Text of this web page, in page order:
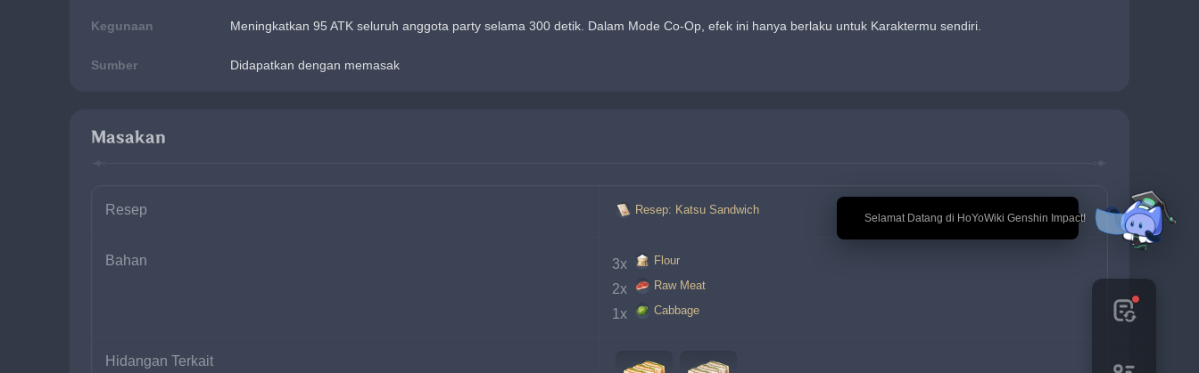
🎉 Selamat Datang di HoYoWiki Genshin Impact!
Kegunaan Meningkatkan 95 ATK seluruh anggota party selama 300 detik. Dalam Mode Co-Op, efek ini hanya berlaku untuk Karaktermu sendiri.
Sumber Didapatkan dengan memasak
Masakan
Resep Resep: Katsu Sandwich
Bahan 3x Flour
2x Raw Meat
1x Cabbage
Hidangan Terkait